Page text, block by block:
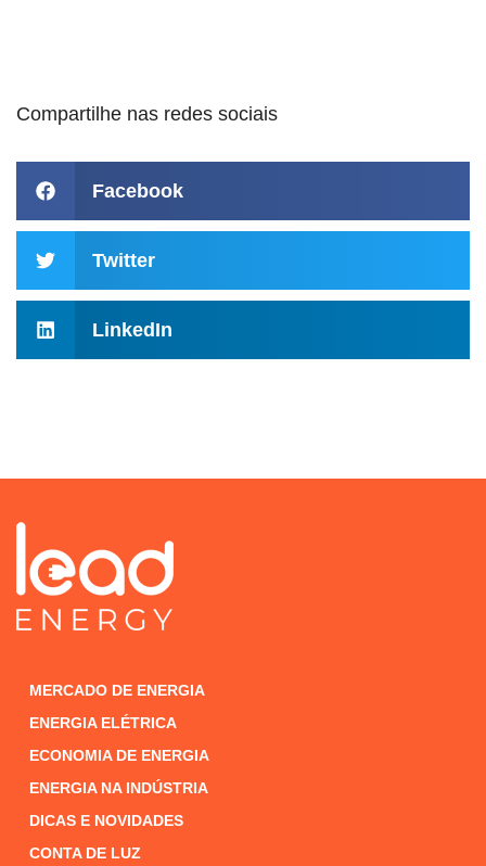
Compartilhe nas redes sociais
Facebook
Twitter
LinkedIn
MERCADO DE ENERGIA
ENERGIA ELÉTRICA
ECONOMIA DE ENERGIA
ENERGIA NA INDÚSTRIA
DICAS E NOVIDADES
CONTA DE LUZ